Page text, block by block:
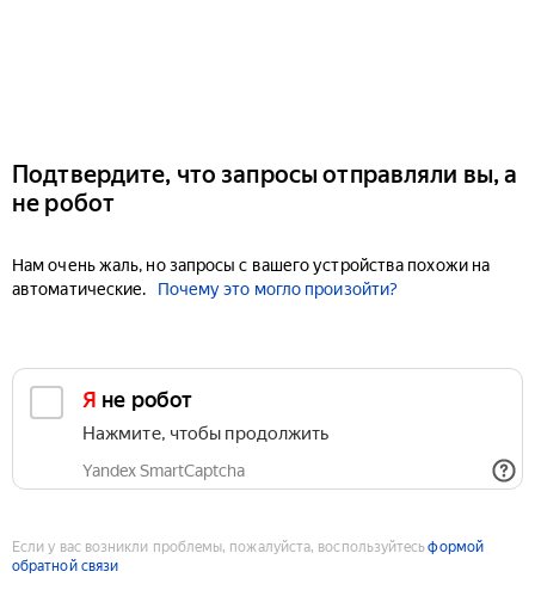
Подтвердите, что запросы отправляли вы, а
не робот
Нам очень жаль, но запросы с вашего устройства похожи на
автоматические.
Почему это могло произойти?
Я не робот
Нажмите, чтобы продолжить
Yandex SmartCaptcha
Если у вас возникли проблемы, пожалуйста, воспользуйтесьформой
обратной связи